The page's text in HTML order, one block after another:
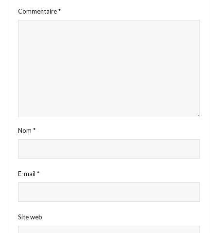
Commentaire*
Nom *
E-mail *
Site web